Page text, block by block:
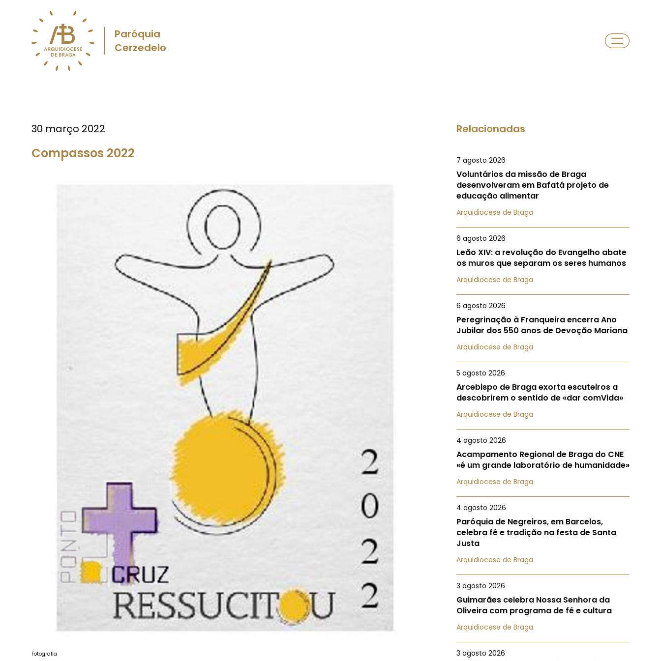
Paróquia
Cerzedelo
30 março 2022
Compassos 2022
Fotografia
Relacionadas
7 agosto 2026
Voluntários da missão de Braga
desenvolveram em Bafatá projeto de
educação alimentar
Arquidiocese de Braga
6 agosto 2026
Leão XIV: a revolução do Evangelho abate
os muros que separam os seres humanos
Arquidiocese de Braga
6 agosto 2026
Peregrinação à Franqueira encerra Ano
Jubilar dos 550 anos de Devoção Mariana
Arquidiocese de Braga
5 agosto 2026
Arcebispo de Braga exorta escuteiros a
descobrirem o sentido de «dar comVida»
Arquidiocese de Braga
4 agosto 2026
Acampamento Regional de Braga do CNE
«é um grande laboratório de humanidade»
Arquidiocese de Braga
4 agosto 2026
Paróquia de Negreiros, em Barcelos,
celebra fé e tradição na festa de Santa
Justa
Arquidiocese de Braga
3 agosto 2026
Guimarães celebra Nossa Senhora da
Oliveira com programa de fé e cultura
Arquidiocese de Braga
3 agosto 2026